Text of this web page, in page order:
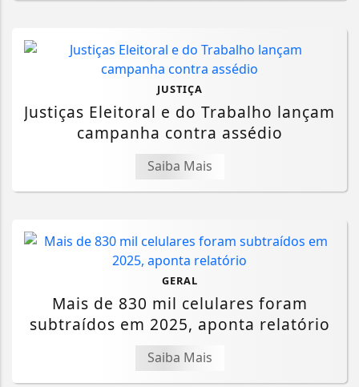
JUSTIÇA
Justiças Eleitoral e do Trabalho lançam
campanha contra assédio
Saiba Mais
GERAL
Mais de 830 mil celulares foram
subtraídos em 2025, aponta relatório
Saiba Mais